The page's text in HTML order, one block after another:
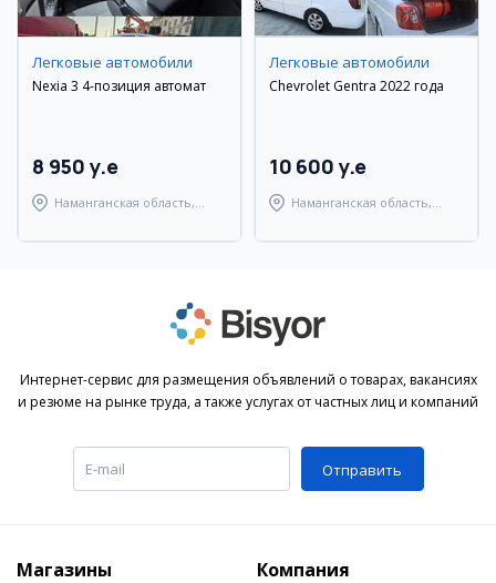
Легковые автомобили
Nexia 3 4-позиция автомат
8 950 y.e
Наманганская область,
Легковые автомобили
Chevrolet Gentra 2022 года
10 600 y.e
Наманганская область,
Интернет-сервис для размещения объявлений о товарах, вакансиях
и резюме на рынке труда, а также услугах от частных лиц и компаний
Отправить
Магазины Компания